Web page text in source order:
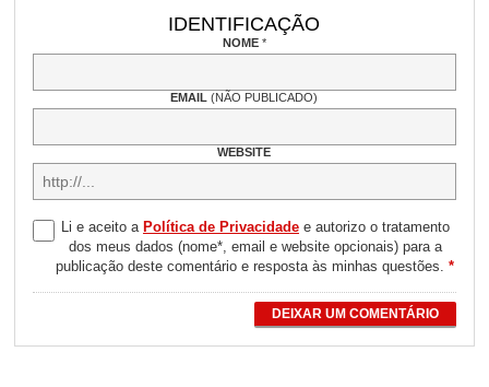
IDENTIFICAÇÃO
NOME *
EMAIL(NÃO PUBLICADO)
WEBSITE
Li e aceito a Política de Privacidadee autorizo o tratamento
dos meus dados (nome*, email e website opcionais) para a
publicação deste comentário e resposta às minhas questões.*
DEIXAR UM COMENTÁRIO